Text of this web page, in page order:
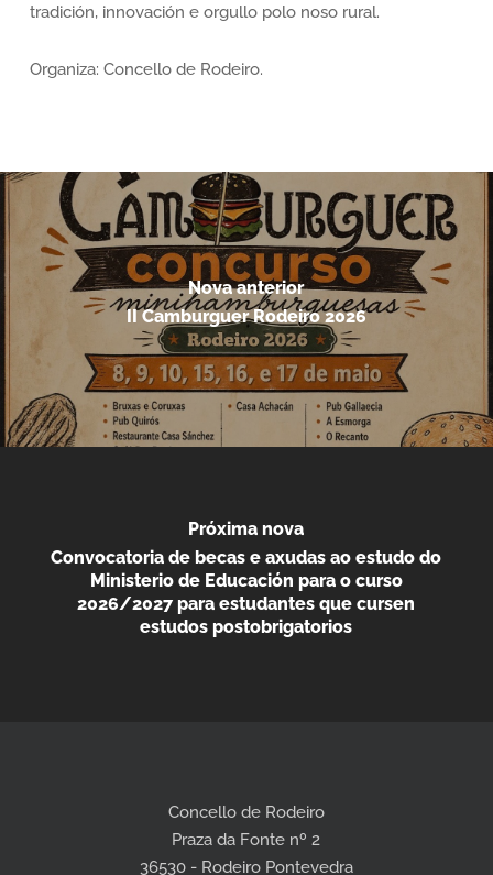
tradición, innovación e orgullo polo noso rural.
Organiza: Concello de Rodeiro.
Nova anterior
II Camburguer Rodeiro 2026
Próxima nova
Convocatoria de becas e axudas ao estudo do
Ministerio de Educación para o curso
2026/2027 para estudantes que cursen
estudos postobrigatorios
Concello de Rodeiro
Praza da Fonte nº 2
36530 - Rodeiro Pontevedra